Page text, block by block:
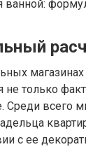
не только
Среди всего
с ее